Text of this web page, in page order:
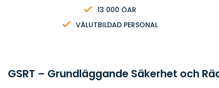
13 000 ÖAR
VÄLUTBILDAD PERSONAL
GSRT – Grundläggande Säkerhet och